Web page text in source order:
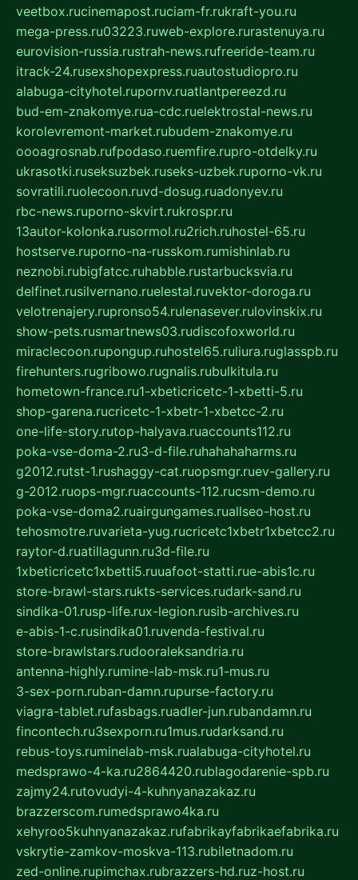
veetbox.rucinemapost.ruciam-fr.rukraft-you.ru
mega-press.ru03223.ruweb-explore.rurastenuya.ru
eurovision-russia.rustrah-news.rufreeride-team.ru
itrack-24.rusexshopexpress.ruautostudiopro.ru
alabuga-cityhotel.rupornv.ruatlantpereezd.ru
bud-em-znakomye.rua-cdc.ruelektrostal-news.ru
korolevremont-market.rubudem-znakomye.ru
oooagrosnab.rufpodaso.ruemfire.rupro-otdelky.ru
ukrasotki.ruseksuzbek.ruseks-uzbek.ruporno-vk.ru
sovratili.ruolecoon.ruvd-dosug.ruadonyev.ru
rbc-news.ruporno-skvirt.rukrospr.ru
13autor-kolonka.rusormol.ru2rich.ruhostel-65.ru
hostserve.ruporno-na-russkom.rumishinlab.ru
neznobi.rubigfatcc.ruhabble.rustarbucksvia.ru
delfinet.rusilvernano.ruelestal.ruvektor-doroga.ru
velotrenajery.rupronso54.rulenasever.rulovinskix.ru
show-pets.rusmartnews03.rudiscofoxworld.ru
miraclecoon.rupongup.ruhostel65.ruliura.ruglasspb.ru
firehunters.rugribowo.rugnalis.rubulkitula.ru
hometown-france.ru1-xbeticricetc-1-xbetti-5.ru
shop-garena.rucricetc-1-xbetr-1-xbetcc-2.ru
one-life-story.rutop-halyava.ruaccounts112.ru
poka-vse-doma-2.ru3-d-file.ruhahahaharms.ru
g2012.rutst-1.rushaggy-cat.ruopsmgr.ruev-gallery.ru
g-2012.ruops-mgr.ruaccounts-112.rucsm-demo.ru
poka-vse-doma2.ruairgungames.ruallseo-host.ru
tehosmotre.ruvarieta-yug.rucricetc1xbetr1xbetcc2.ru
raytor-d.ruatillagunn.ru3d-file.ru
1xbeticricetc1xbetti5.ruuafoot-statti.rue-abis1c.ru
store-brawl-stars.rukts-services.rudark-sand.ru
sindika-01.rusp-life.rux-legion.rusib-archives.ru
e-abis-1-c.rusindika01.ruvenda-festival.ru
store-brawlstars.rudooraleksandria.ru
antenna-highly.rumine-lab-msk.ru1-mus.ru
3-sex-porn.ruban-damn.rupurse-factory.ru
viagra-tablet.rufasbags.ruadler-jun.rubandamn.ru
fincontech.ru3sexporn.ru1mus.rudarksand.ru
rebus-toys.ruminelab-msk.rualabuga-cityhotel.ru
medsprawo-4-ka.ru2864420.rublagodarenie-spb.ru
zajmy24.rutovudyi-4-kuhnyanazakaz.ru
brazzerscom.rumedsprawo4ka.ru
xehyroo5kuhnyanazakaz.rufabrikayfabrikaefabrika.ru
vskrytie-zamkov-moskva-113.rubiletnadom.ru
zed-online.rupimchax.rubrazzers-hd.ruz-host.ru